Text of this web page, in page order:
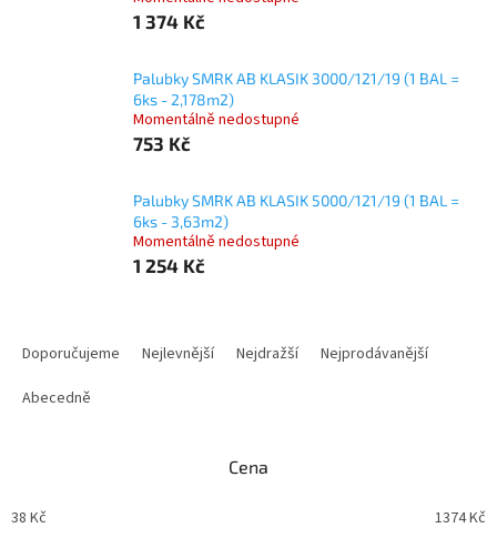
1 374 Kč
Palubky SMRK AB KLASIK 3000/121/19 (1 BAL =
6ks - 2,178m2)
Momentálně nedostupné
753 Kč
Palubky SMRK AB KLASIK 5000/121/19 (1 BAL =
6ks - 3,63m2)
Momentálně nedostupné
1 254 Kč
o
Doporučujeme Nejlevnější Nejdražší
Nejprodávanější
Abecedně
Cena
38 Kč 1374Kč